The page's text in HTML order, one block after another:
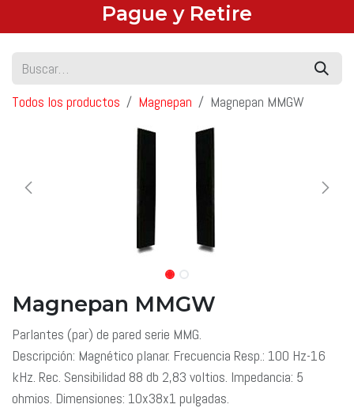
Pague y Retire
Todos los productos Magnepan Magnepan MMGW
Magnepan MMGW
Parlantes (par) de pared serie MMG.
Descripción: Magnético planar. Frecuencia Resp.: 100 Hz-16
kHz. Rec. Sensibilidad 88 db 2,83 voltios. Impedancia: 5
ohmios. Dimensiones: 10x38x1 pulgadas.